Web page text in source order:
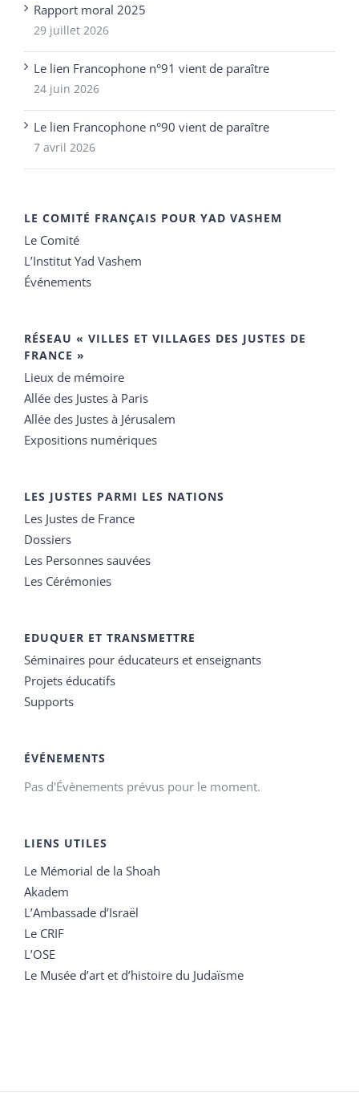
Rapport moral 2025
29 juillet 2026
Le lien Francophone n°91 vient de paraître
24 juin 2026
Le lien Francophone n°90 vient de paraître
7 avril 2026
LE COMITÉ FRANÇAIS POUR YAD VASHEM
Le Comité
L’Institut Yad Vashem
Événements
RÉSEAU « VILLES ET VILLAGES DES JUSTES DE
FRANCE »
Lieux de mémoire
Allée des Justes à Paris
Allée des Justes à Jérusalem
Expositions numériques
LES JUSTES PARMI LES NATIONS
Les Justes de France
Dossiers
Les Personnes sauvées
Les Cérémonies
EDUQUER ET TRANSMETTRE
Séminaires pour éducateurs et enseignants
Projets éducatifs
Supports
ÉVÉNEMENTS
Pas d'Évènements prévus pour le moment.
LIENS UTILES
Le Mémorial de la Shoah
Akadem
L’Ambassade d’Israël
Le CRIF
L’OSE
Le Musée d’art et d’histoire du Judaïsme